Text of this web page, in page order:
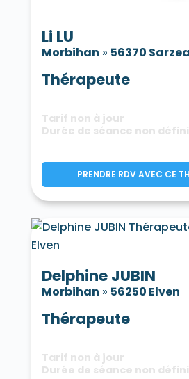
Li LU
Morbihan » 56370
Thérapeute
Tarif non à jour
Durée de séance non
PRENDRE RDV AVEC CE
Delphine JUBIN
Morbihan » 56250 Elven
Thérapeute
Tarif non à jour
Durée de séance non